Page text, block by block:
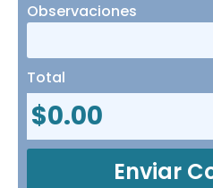
Observaciones
Total
$0.00
Enviar